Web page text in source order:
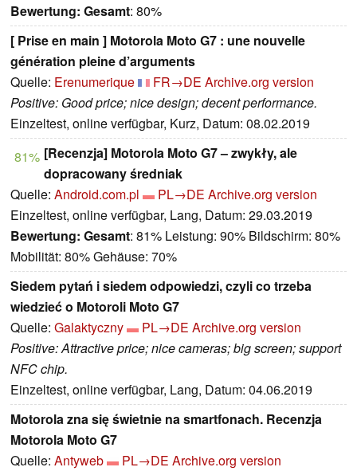
Bewertung: Gesamt: 80%
[ Prise en main ] Motorola Moto G7 : une nouvelle
génération pleine d’arguments
Quelle: Erenumerique FR→DE Archive.org version
Positive: Good price; nice design; decent performance.
Einzeltest, online verfügbar, Kurz, Datum: 08.02.2019
81% [Recenzja] Motorola Moto G7 – zwykły, ale
dopracowany średniak
Quelle: Android.com.pl PL→DE Archive.org version
Einzeltest, online verfügbar, Lang, Datum: 29.03.2019
Bewertung: Gesamt: 81% Leistung: 90% Bildschirm: 80%
Mobilität: 80% Gehäuse: 70%
Siedem pytań i siedem odpowiedzi, czyli co trzeba
wiedzieć o Motoroli Moto G7
Quelle: Galaktyczny PL→DE Archive.org version
Positive: Attractive price; nice cameras; big screen; support
NFC chip.
Einzeltest, online verfügbar, Lang, Datum: 04.06.2019
Motorola zna się świetnie na smartfonach. Recenzja
Motorola Moto G7
Quelle: Antyweb PL→DE Archive.org version